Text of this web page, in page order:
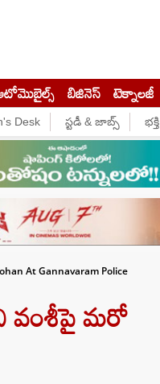
బిజినెస్‌ టెక్నాలజీ
Desk స్టడీ & జాబ్స్ భక్తి
At Gannavaram Police
వంశీపై మరో